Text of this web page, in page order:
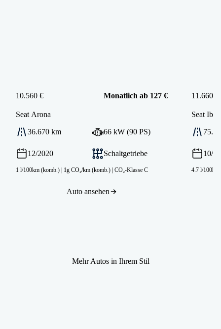
10.560 € Monatlich ab 127 €
Seat Arona
36.670 km 66 kW (90 PS)
12/2020 Schaltgetriebe
1 l/100km (komb.) | 1g CO₂/km (komb.) | CO₂-Klasse C
Auto ansehen
11.660 €
Seat
10/
4.7 l/
Mehr Autos in Ihrem Stil